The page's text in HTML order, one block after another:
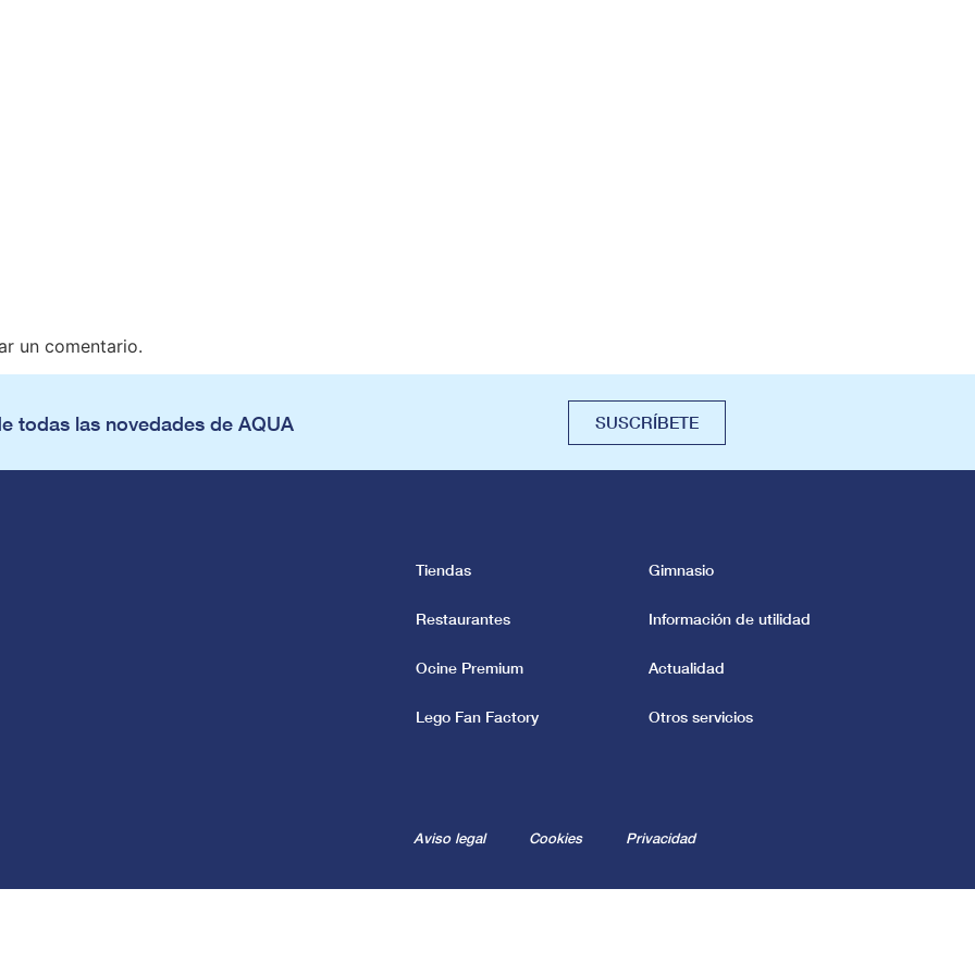
un comentario.
todas las novedades de AQUA SUSCRÍBETE
Tiendas
Restaurantes
Ocine Premium
Lego Fan Factory
Gimnasio
Información de utilidad
Actualidad
Otros servicios
Aviso legal Cookies Privacidad